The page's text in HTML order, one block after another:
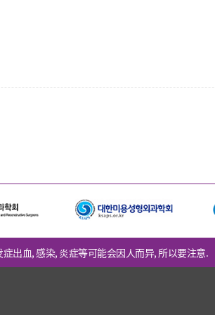
出血, 感染, 炎症等可能会因人而异, 所以要注意.